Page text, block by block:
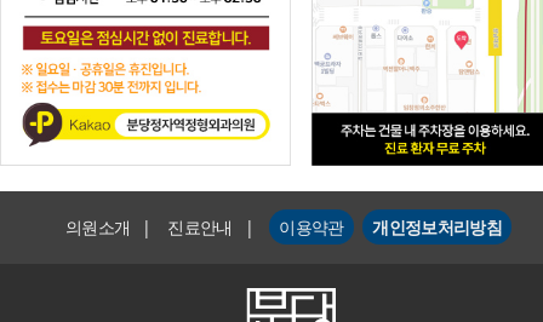
의원소개 | 진료안내 | 이용약관 개인정보처리방침